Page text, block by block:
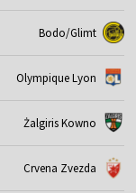
Bodo/Glimt
Olympique Lyon
Żalgiris Kowno
Crvena Zvezda